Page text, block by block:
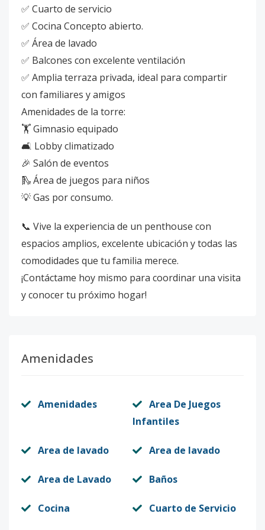
✅ Cuarto de servicio
✅ Cocina Concepto abierto.
✅ Área de lavado
✅ Balcones con excelente ventilación
✅ Amplia terraza privada, ideal para compartir
con familiares y amigos
Amenidades de la torre:
🏋️ Gimnasio equipado
🛋️ Lobby climatizado
🎉 Salón de eventos
🛝 Área de juegos para niños
💡 Gas por consumo.
📞 Vive la experiencia de un penthouse con
espacios amplios, excelente ubicación y todas las
comodidades que tu familia merece.
¡Contáctame hoy mismo para coordinar una visita
y conocer tu próximo hogar!
Amenidades
Amenidades
Area De Juegos
Infantiles
Area de lavado Area de lavado
Area de Lavado Baños
Cocina Cuarto de Servicio